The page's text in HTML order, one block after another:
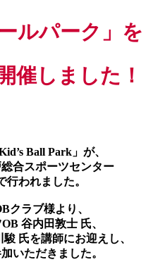
ルパーク」を
催しました！
Ball Park」が、
合スポーツセンター
行われました。
クラブ様より、
谷内田敦士 氏、
駿 氏を講師にお迎えし、
いただきました。